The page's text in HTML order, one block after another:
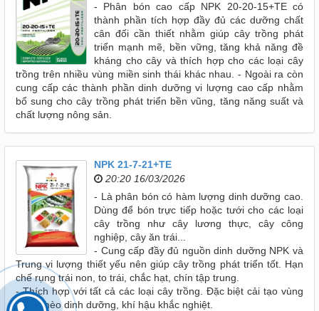
- Phân bón cao cấp NPK 20-20-15+TE có
thành phần tích hợp đầy đủ các dưỡng chất
cân đối cần thiết nhằm giúp cây trồng phát
triển mạnh mẽ, bền vững, tăng khả năng đề
kháng cho cây và thích hợp cho các loại cây
trồng trên nhiều vùng miền sinh thái khác nhau. - Ngoài ra còn
cung cấp các thành phần dinh dưỡng vi lượng cao cấp nhằm
bổ sung cho cây trồng phát triển bền vũng, tăng năng suất và
chất lượng nông sản.
NPK 21-7-21+TE
20:20 16/03/2026
- Là phân bón có hàm lượng dinh dưỡng cao.
Dùng để bón trực tiếp hoặc tưới cho các loại
cây trồng như cây lương thực, cây công
nghiệp, cây ăn trái...
- Cung cấp đầy đủ nguồn dinh dưỡng NPK và
Trung vi lượng thiết yếu nên giúp cây trồng phát triển tốt. Hạn
chế rụng trái non, to trái, chắc hạt, chín tập trung.
- Thích hợp với tất cả các loại cây trồng. Đặc biệt cải tạo vùng
đất nghèo dinh dưỡng, khí hậu khắc nghiệt.